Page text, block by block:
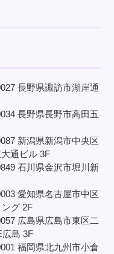
長野県諏訪市湖岸通
長野県長野市高田五
新潟県新潟市中央区
通ビル 3F
石川県金沢市堀川新
愛知県名古屋市中区
グ 2F
広島県広島市東区二
島 3F
福岡県北九州市小倉